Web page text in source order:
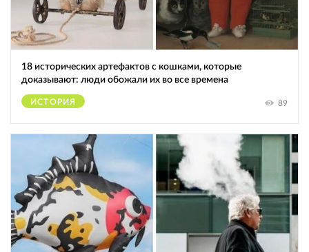
18 исторических артефактов с кошками, которые
доказывают: люди обожали их во все времена
ИСТОРИЯ 89